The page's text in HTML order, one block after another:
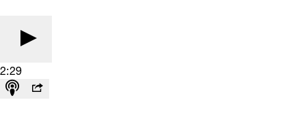
2:29